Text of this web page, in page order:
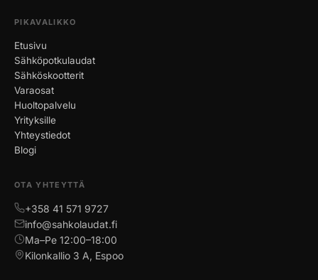
PIKAVALIKKO
Etusivu
Sähköpotkulaudat
Sähköskootterit
Varaosat
Huoltopalvelu
Yrityksille
Yhteystiedot
Blogi
OTA YHTEYTTÄ
+358 41 571 9727
info@sahkolaudat.fi
Ma–Pe 12:00–18:00
Kilonkallio 3 A, Espoo